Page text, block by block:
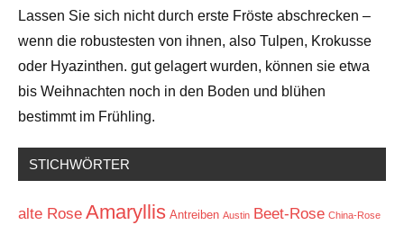
Lassen Sie sich nicht durch erste Fröste abschrecken –
wenn die robustesten von ihnen, also Tulpen, Krokusse
oder Hyazinthen. gut gelagert wurden, können sie etwa
bis Weihnachten noch in den Boden und blühen
bestimmt im Frühling.
STICHWÖRTER
alte Rose Amaryllis Antreiben Austin Beet-Rose China-Rose